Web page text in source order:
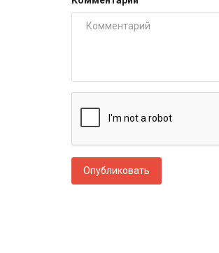
Опубликовать